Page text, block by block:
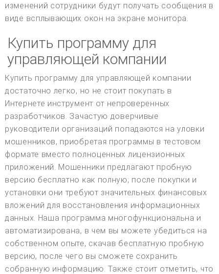
изменений сотрудники будут получать сообщения в
виде всплывающих окон на экране монитора.
Купить программу для
управляющей компании
Купить программу для управляющей компании
достаточно легко, но не стоит покупать в
Интернете инструмент от непроверенных
разработчиков. Зачастую доверчивые
руководители организаций попадаются на уловки
мошенников, приобретая программы в тестовом
формате вместо полноценных лицензионных
приложений. Мошенники предлагают пробную
версию бесплатно как полную; после покупки и
установки они требуют значительных финансовых
вложений для восстановления информационных
данных. Наша программа многофункциональна и
автоматизирована, в чем вы можете убедиться на
собственном опыте, скачав бесплатную пробную
версию, после чего вы сможете сохранить
собранную информацию. Также стоит отметить, что